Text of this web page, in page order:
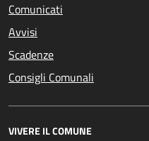
Comunicati
Avvisi
Scadenze
Consigli Comunali
VIVERE IL COMUNE